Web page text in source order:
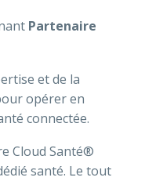
Partenaire
et de la
opérer en
connectée.
Cloud Santé®
santé. Le tout